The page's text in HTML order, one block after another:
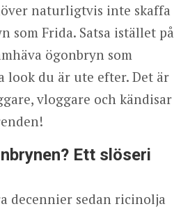
naturligtvis inte skaffa
som Frida. Satsa istället på
ögonbryn som
look du är ute efter. Det är
vloggare och kändisar
Ett slöseri
decennier sedan ricinolja